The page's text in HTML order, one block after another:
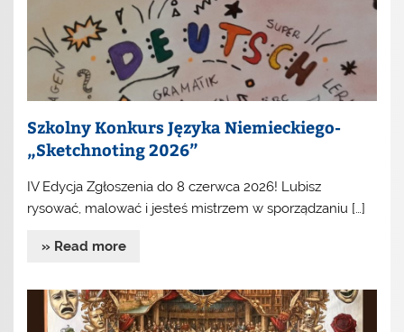
Szkolny Konkurs Języka Niemieckiego-
„Sketchnoting 2026”
IV Edycja Zgłoszenia do 8 czerwca 2026! Lubisz
rysować, malować i jesteś mistrzem w sporządzaniu […]
» Read more